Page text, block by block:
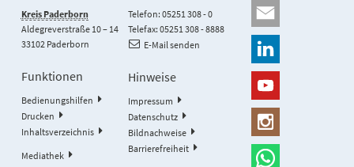
Kreis Paderborn
Aldegreverstraße 10 – 14
33102 Paderborn
Telefon: 05251 308 - 0
Telefax: 05251 308 - 8888
E-Mail senden
Funktionen
Bedienungshilfen
Drucken
Inhaltsverzeichnis
Mediathek
Hinweise
Impressum
Datenschutz
Bildnachweise
Barrierefreiheit